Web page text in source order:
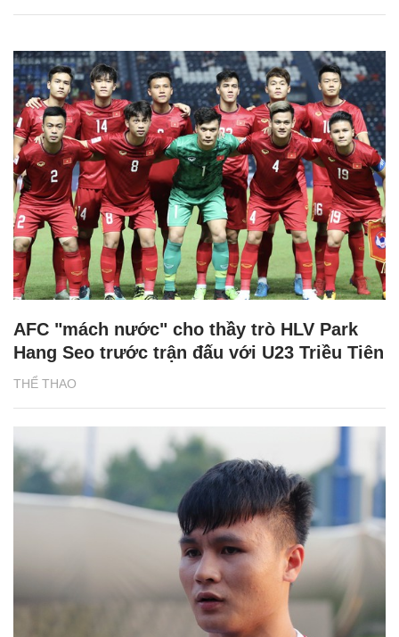
THỂ THAO
AFC "mách nước" cho thầy trò HLV Park
Hang Seo trước trận đấu với U23 Triều Tiên